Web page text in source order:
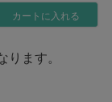
カートに入れる
ます。